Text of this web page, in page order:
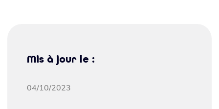
Mis à jour le :
04/10/2023